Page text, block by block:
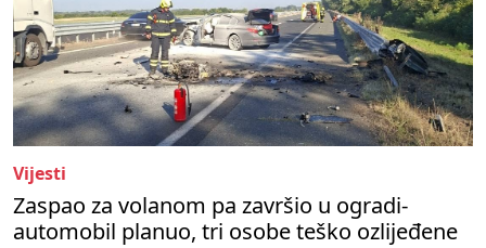
Vijesti
Zaspao za volanom pa završio u ogradi-
automobil planuo, tri osobe teško ozlijeđene